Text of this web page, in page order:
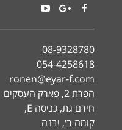
08-9328780
054-4258618
ronen@eyar-f.com
הפרת 2, פארק העסקים
חירם גת, כניסה E,
קומה ב׳, יבנה